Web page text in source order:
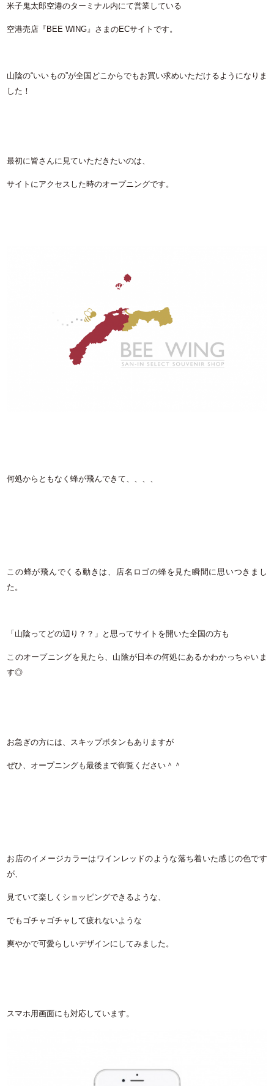
米子鬼太郎空港のターミナル内にて営業している
空港売店『BEE WING 』さまのECサイトです。
山陰の“いいもの”が全国どこからでもお買い求めいただけるようになりま
した！
最初に皆さんに見ていただきたいのは、
サイトにアクセスした時のオープニングです。
何処からともなく蜂が飛んできて、、、、
この蜂が飛んでくる動きは、店名ロゴの蜂を見た瞬間に思いつきまし
た。
「山陰ってどの辺り？？」と思ってサイトを開いた全国の方も
このオープニングを見たら、山陰が日本の何処にあるかわかっちゃいま
す◎
お急ぎの方には、スキップボタンもありますが
ぜひ、オープニングも最後まで御覧ください＾＾
お店のイメージカラーはワインレッドのような落ち着いた感じの色です
が、
見ていて楽しくショッピングできるような、
でもゴチャゴチャして疲れないような
爽やかで可愛らしいデザインにしてみました。
スマホ用画面にも対応しています。